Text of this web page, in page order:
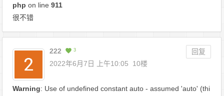
php on line911
很不错
222 3
回复
2022年6月7日 上午10:05
10楼
Warning: Use of undefined constant auto - assumed 'auto' (thi